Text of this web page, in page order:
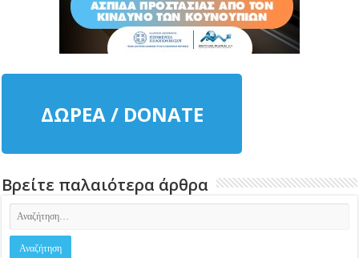
ΔΩΡΕΑ / DONATE
Βρείτε παλαιότερα άρθρα